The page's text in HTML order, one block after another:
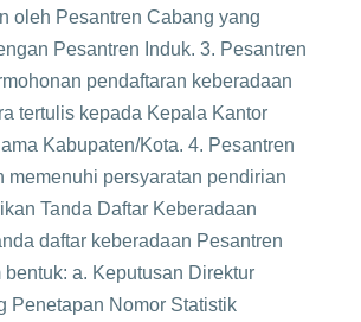
oleh Pesantren Cabang yang
Pesantren Induk. 3. Pesantren
pendaftaran keberadaan
tertulis kepada Kepala Kantor
Kabupaten/Kota. 4. Pesantren
memenuhi persyaratan pendirian
Tanda Daftar Keberadaan
daftar keberadaan Pesantren
a. Keputusan Direktur
Penetapan Nomor Statistik